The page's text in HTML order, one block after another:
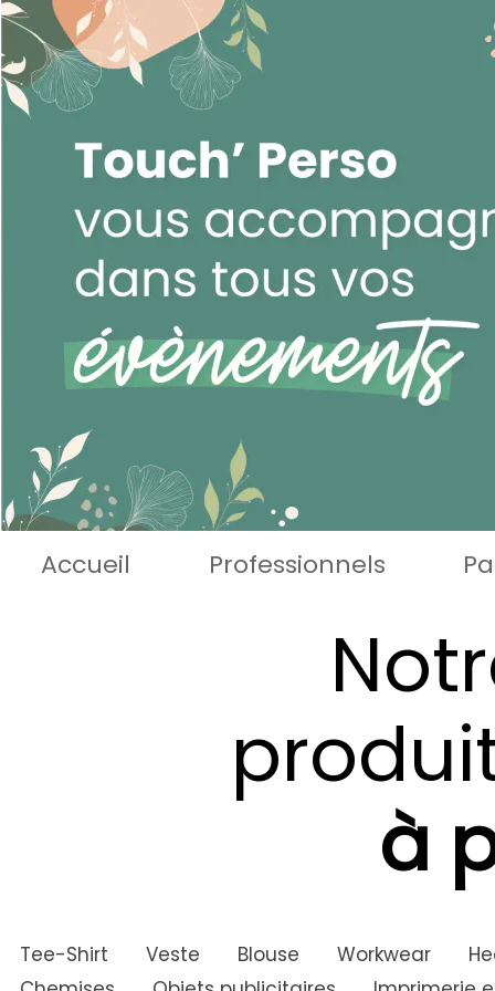
Accueil Professionnels
Tee-Shirt Veste Blouse Workwear
à